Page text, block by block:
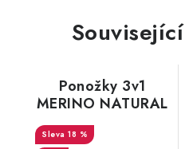
Ponožky 3v1
MERINO NATURAL
WOOL 3, dámské
18 %